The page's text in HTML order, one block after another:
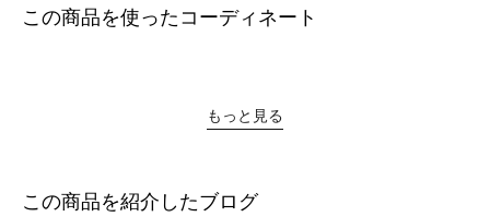
この商品を使ったコーディネート
もっと見る
この商品を紹介したブログ